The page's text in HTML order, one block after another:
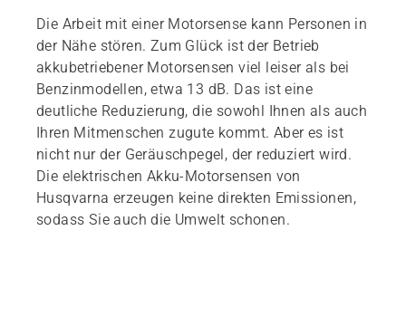
Die Arbeit mit einer Motorsense kann Personen in
der Nähe stören. Zum Glück ist der Betrieb
akkubetriebener Motorsensen viel leiser als bei
Benzinmodellen, etwa 13 dB. Das ist eine
deutliche Reduzierung, die sowohl Ihnen als auch
Ihren Mitmenschen zugute kommt. Aber es ist
nicht nur der Geräuschpegel, der reduziert wird.
Die elektrischen Akku-Motorsensen von
Husqvarna erzeugen keine direkten Emissionen,
sodass Sie auch die Umwelt schonen.